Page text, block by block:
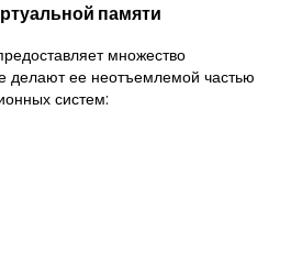
памяти
множество
делают ее неотъемлемой частью
систем: